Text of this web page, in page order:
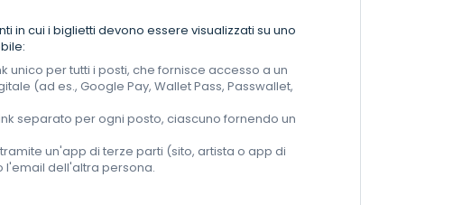
in cui i biglietti devono essere visualizzati su uno
unico per tutti i posti, che fornisce accesso a un
(ad es., Google Pay, Wallet Pass, Passwallet,
separato per ogni posto, ciascuno fornendo un
un'app di terze parti (sito, artista o app di
l'email dell'altra persona.